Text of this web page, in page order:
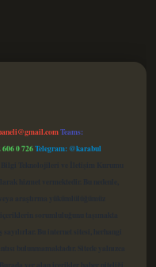
Teams:
0 726Telegram: @karabul